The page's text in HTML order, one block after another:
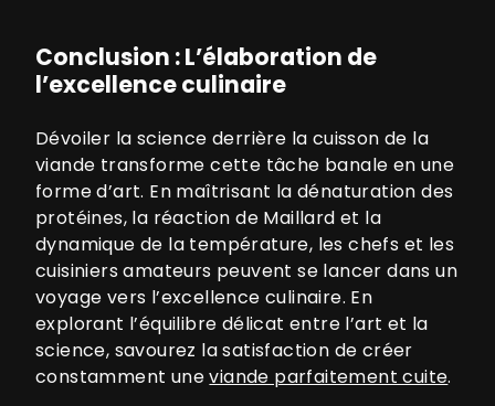
Conclusion : L’élaboration de
l’excellence culinaire
Dévoiler la science derrière la cuisson de la
viande transforme cette tâche banale en une
forme d’art. En maîtrisant la dénaturation des
protéines, la réaction de Maillard et la
dynamique de la température, les chefs et les
cuisiniers amateurs peuvent se lancer dans un
voyage vers l’excellence culinaire. En
explorant l’équilibre délicat entre l’art et la
science, savourez la satisfaction de créer
constamment uneviande parfaitement cuite.